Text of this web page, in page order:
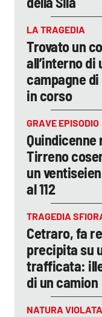
LA TRAGEDIA
Trovato un
all’interno di
campagne
in corso
GRAVE EPISODIO
Quindicenne
Tirreno
un
al 112
TRAGEDIA
Cetraro, fa
precipita su
trafficata:
di un camion
NATURA VIOLATA